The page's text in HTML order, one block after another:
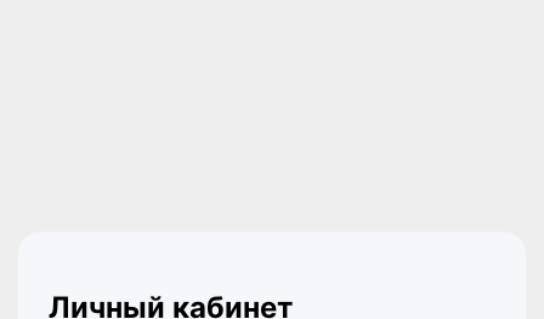
Личный кабинет